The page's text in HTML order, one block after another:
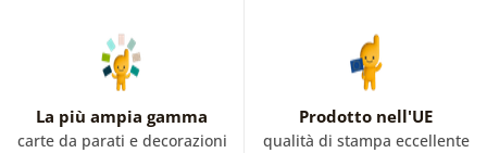
La più ampia gamma
carte da parati e decorazioni
Prodotto nell'UE
qualità di stampa eccellente